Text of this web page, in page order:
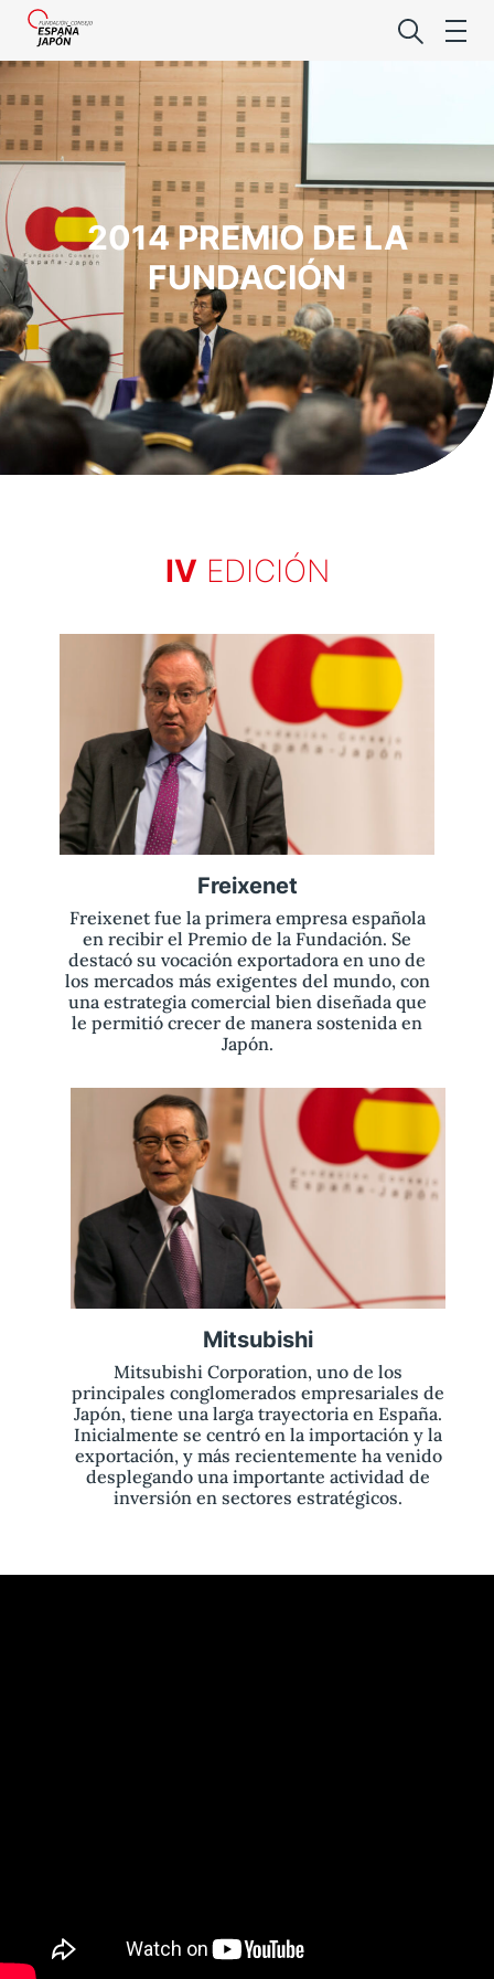
Lo último de la
Foro
Premio de
Noticias
Aviso legal
de privacidad
Contacta
2014 PREMIO DE LA
FUNDACIÓN
IV EDICIÓN
Freixenet
Freixenet fue la primera empresa española
en recibir el Premio de la Fundación. Se
destacó su vocación exportadora en uno de
los mercados más exigentes del mundo, con
una estrategia comercial bien diseñada que
le permitió crecer de manera sostenida en
Japón.
Mitsubishi
Mitsubishi Corporation, uno de los
principales conglomerados empresariales de
Japón, tiene una larga trayectoria en España.
Inicialmente se centró en la importación y la
exportación, y más recientemente ha venido
desplegando una importante actividad de
inversión en sectores estratégicos.